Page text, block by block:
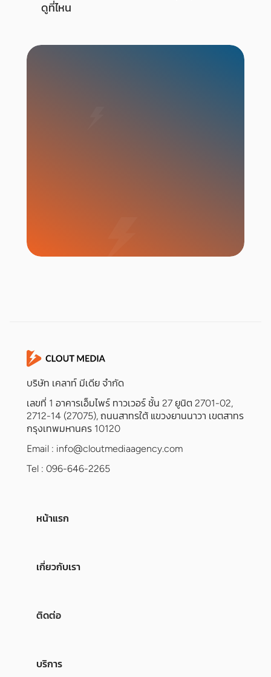
ดูที่ไหน
บริษัท เคลาท์ มีเดีย จำกัด
เลขที่ 1 อาคารเอ็มไพร์ ทาวเวอร์ ชั้น 27 ยูนิต 2701-02,
2712-14 (27075), ถนนสาทรใต้ แขวงยานนาวา เขตสาทร
กรุงเทพมหานคร 10120
Email : info@cloutmediaagency.com
Tel : 096-646-2265
หน้าแรก
เกี่ยวกับเรา
ติดต่อ
บริการ